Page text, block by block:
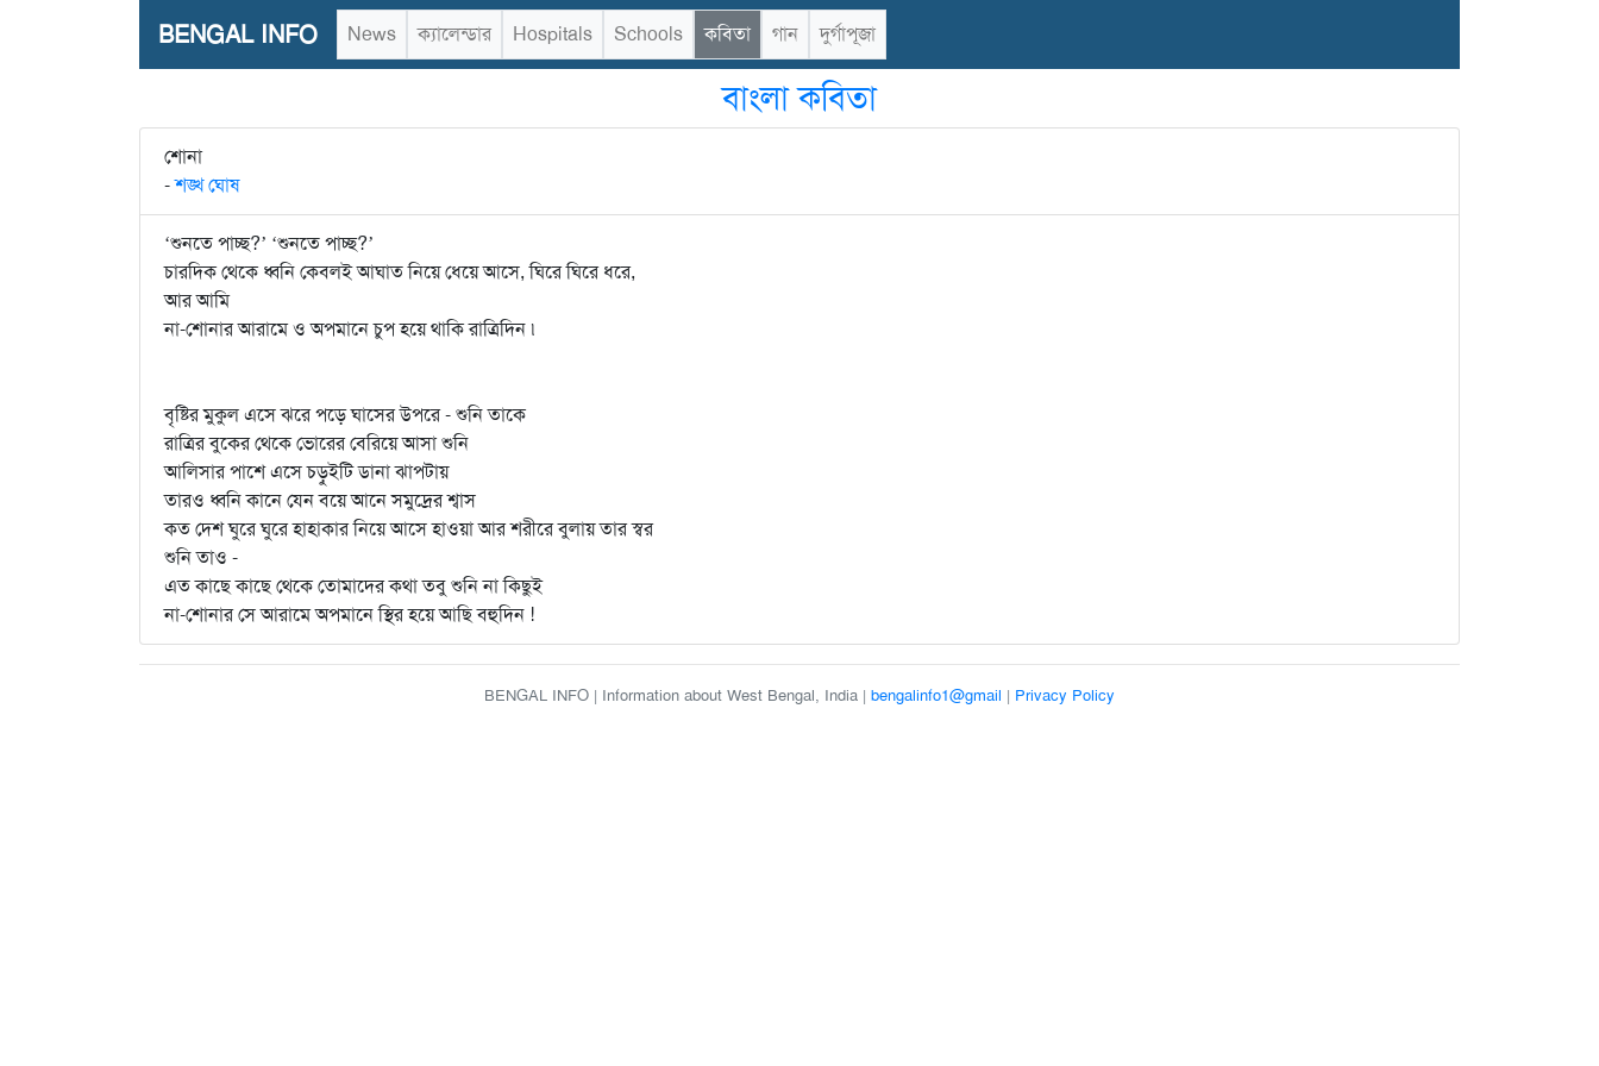
BENGAL INFO News ক্যালেন্ডার Hospitals Schools কবিতা গান দুর্গাপূজা
বাংলা কবিতা
শোনা
-শঙ্খ ঘোষ
‘শুনতে পাচ্ছ?’ ‘শুনতে পাচ্ছ?’
চারদিক থেকে ধ্বনি কেবলই আঘাত নিয়ে ধেয়ে আসে, ঘিরে ঘিরে ধরে,
আর আমি
না-শোনার আরামে ও অপমানে চুপ হয়ে থাকি রাত্রিদিন ৷‌
বৃষ্টির মুকুল এসে ঝরে পড়ে ঘাসের উপরে - শুনি তাকে
রাত্রির বুকের থেকে ভোরের বেরিয়ে আসা শুনি
আলিসার পাশে এসে চড়ুইটি ডানা ঝাপটায়
তারও ধ্বনি কানে যেন বয়ে আনে সমুদ্রের শ্বাস
কত দেশ ঘুরে ঘুরে হাহাকার নিয়ে আসে হাওয়া আর শরীরে বুলায় তার স্বর
শুনি তাও -
এত কাছে কাছে থেকে তোমাদের কথা তবু শুনি না কিছুই
না-শোনার সে আরামে অপমানে স্থির হয়ে আছি বহুদিন !
BENGAL INFO | Information about West Bengal, India | bengalinfo1@gmail | Privacy Policy